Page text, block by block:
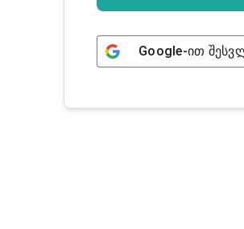
Google-ით